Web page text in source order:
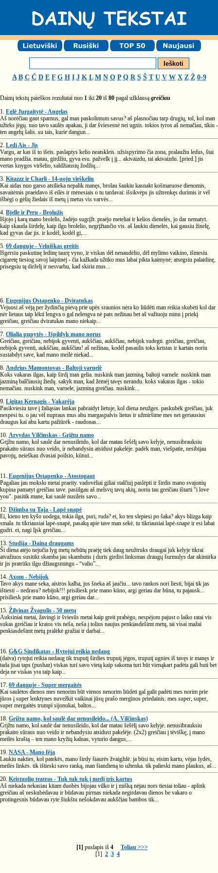
A B C Č D E F G H I J K L M N O P Q R S Š T U V W X Z Ž 0-9
Dainų tekstų paieškos rezultatai nuo 1 iki 20 iš 80 pagal užklausą greičiau
1. Eglė Jurgaitytė - Angelas
Aš norėčiau gaut sparnus, gal man paskolintum savus? aš plasnočiau tarp drugių, tol, kol man
užteks jėgų. nuo tavo saulės apakau, ji dar šviesesnė nei ugnis. tokios tyros aš nemačiau, tikiu -
ten angelų šalis. su tais, kurie dangun...
2. Ledi Ais - Jis
Vargu, ar kas iš to išeis. paslaptys kelio neatskleis. užsispyrimo čia zona, pralaužiu ledus, štai
mano pradžia. matau, girdžiu, gyva esu. pažvelk į jį... akivaizdu, tai akivaizdu. [pried.] jis
vertas knygos viršelio, saldžiausių žodžių...
3. Kitazzz ir Charli - 14-uoju vieškeliu
Kai aidas nuo garso atsilieka nepalik manęs, brolau šaukiu kasnakt košmaruose dienomis,
savaitėmis praeidavo iš eilės ir mėnesiais o tu tardavai: išsikvėps jis užtrenkęs durimis ir vėl
išbėgi o gėlių žiedais iš metų į metus vis varvės...
4. Bjelle ir Peru - Brolužis
Išjojo į karą mano brolelis, žadėjo sugrįžt. praėjo meteliai ir kelios dienelės, jo dar nematyt.
kaip skauda širdelę, kaip ilgu brolelio, negrįžtančio vis. aš laukiu dienelės, kai gausiu žinelę,
kad gyvas dar jis. ir kodėl, kodėl gi,...
5. 69 danguje - Velniškas greitis
Išgersiu paskutinę ledinę taurę vyno, ir viskas dėl nenaudėlio, dėl mylimo vaikino, išmesiu
cigaretę tiesiog savoj laiptinėj - čia kažkada užtiko mus labai pikta kaimynė; atsegsiu palaidinę,
prisegsiu tą dirželį ir nesvarbu, kad skiria mus...
6. Eugenijus Ostapenko - Dviratukas
Vejuosi aš vėją per žydinčią pievą prie upės sraunios nėra ko liūdėti man reikia skubėti kol dar
nėr lietaus taip lėkti lengva o gal nelengva nė pats nežinau bet aš važiuoju minu į priekį
greičiau, greičiau dviratukas mano niekaip...
7. Olialia pupytės - Išpildyk mano norus
Greičiau, greičiau, nebijok gyventi, aukščiau, aukščiau, nebijok sudegti. greičiau, greičiau,
nebijok gyventi, aukščiau, aukščiau! aš nežinau, kodėl pasaulis toks keistas ir kartais noriu
sustabdyt save, kad mano meilė niekad...
8. Andrius Mamontovas - Baltoji varnelė
Koks vakaras ilgas, kaip širdį man gelia. nuskink man jazminą, baltoji varnele. nuskink man
jazminą balčiausių žiedų. sakyk man, kad žemėj tavęs nerandu. koks vakaras ilgas - tokio
nemačiau. nuskink man, varnele, jazminą greičiau. nuskink...
9. Ligitas Kernagis - Vakarėja
Pasikviesiu tave į žaliąsias lankas pabraidyt lietuje, kol diena neužges. paskubėk greičiau, juk
nespėsi tu. o jau vėl nupraus mus abu margaspalvis lietus ir užmiršime mes net geriausius
draugus kai abu kartu pažiūrėk - raudonas...
10. Arvydas Vilčinskas - Grįžtu namo
Grįžtu namo, kol saulė dar nenusileido, kol dar matau šešėlį savo kelyje, nenusibrauksiu
prakaito sūraus nuo veido, ir nebandysiu atsidust pakelėje. padėk man, viešpatie, nesibijau
pavojų, neieškau dvasiai poilsio, kūnui...
11. Eugenijus Ostapenko - Atostogaut
Pagaliau jau mokslo metai praeity. vadovėliai giliai stalčiuj paslėpti ir širdis mano svajonių
kupina pamatyt greičiau tave. pasiilgau aš melsvų tavų akių, noriu tau greičiau ištarti "i love
you". pasitik mane, kai saulė nusileis savo...
12. Džimba su Taja - Lapė snapė
Ei, kieno ten kyšo uodega, tokia ilga, puri, ruda? ei, ko ten slepiesi po šaka? akys blizga kaip
smala. tu tikriausiai lapė-snapė, pasaką apie tave man sekė. tu tikriausiai lapė-snapė ir esi labai
gudri. ei, nagi lįsk greičiau...
13. Studija - Daina draugams
Ši diena atėjo nejučia lyg metų nebūtų praėję tiek daug neužtruks draugai juk kelyje tikrai
atvažiuos susitikt skamba jau skambutis į duris girdisi linksmas draugų šurmulys dar akimirka
ir jis pratrūks ilgu džiaugsmingu - “valio”...
14. Axom - Nebijok
Tavo akys mane seka, aistros kalba, jos šneka aš jaučiu... tavo rankos nori liesti, bijai tik jas
ištiesti – nedrasu? nebijok!!! prisiliesk prie mano kūno, argi geriau dar būna, tu pajausk...
prisiliesk prie mano kūno, argi geriau dar...
15. Žilvinas Žvagulis - 50 metų
Auksiniai metai, žavingi ir šviesūs metai kaip greit prabėgo, nespėjom pajust o laiko ratai vis
sukas greičiau ir kratos vis neša, neša į tolius naujus penkiasdešimt metų, tai visai mažai
penkiasdešimt metų pralėkė gražiai ir darbai...
16. G&G Sindikatas - Rytojui reikia nedaug
(daiva) rytojui reikia nedaug tik truputį širdies truputį jėgos, truputį ugnies iš tavęs ir manęs ir
tada jisai taps (pushaz) viskas turi savo vietą kaip sakoma turi būt vienąkart padėta gali buti bet
deja ne viskas yra taip kaip...
17. 69 danguje - Super mergaitės
Kai saulėtos dienos mes nenorim būt vienos nenorim liūdėti gal galit padėti mes norim prie
jūros į super lenktynes nuvežkit vaikinai jūsų prašo merginos priedainis: mes super, super,
super mergaitės trumpi sijonukai, baltos...
18. Grįžtu namo, kol saulė dar nenusileido... (A. Vilčinskas)
Grįžtu namo, kol saulė dar nenusileido, kol dar matau šešėlį savo kelyje. nenusibrauksiu
prakaito sūraus nuo veido ir nebandysiu atsidust pakelėje. (2x2) greičiau į tėviškę, į mano
meilės kraštą – ten mano kryžių kalnas, vyturio dangus,...
19. NASA - Mano fėja
Laukiu nakties, kol patekės, mano širdy šiaurės žvaigždė. ja būsi tu, eisim kartu, vėjas lydės,
meilės linkės. tik ištieski savo ranką, man šiandieną to užtenka. tik palieski mano plaukus, aš...
20. Keistuolių teatras - Tuk tuk tuk į medį tris kartus
Aš niekada nekasiau kitam duobės bijojau vilko ir į mišką nėjau nors tiesiai toliau - aplink
greičiau aš neskubėdavau ir būdavau pirmas niekada negirdavau dienos be vakaro o
protingesnis būdavau ryte šiukštu nešokdavau aukščiau bambos tik...
[1] puslapis iš 4
Toliau >>>
[1] 2 3 4